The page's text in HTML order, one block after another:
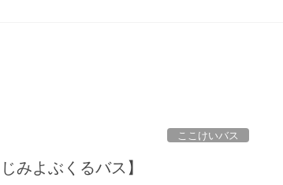
ここけいバス
みよぶくるバス】